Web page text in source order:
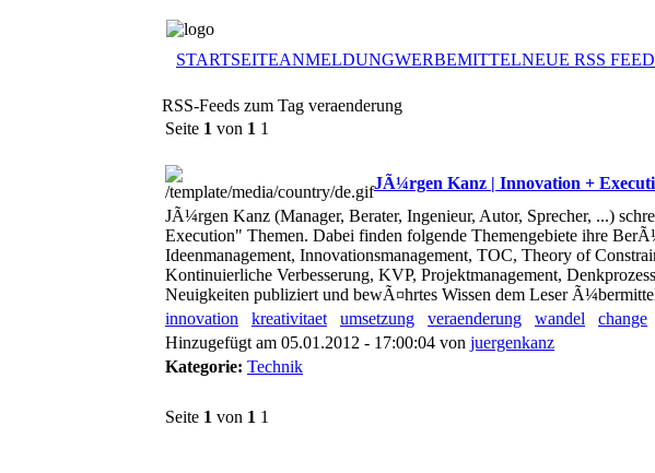
STARTSEITEANMELDUNGWERBEMITTELNEUE RSS
RSS-Feeds zum Tag veraenderung
Seite 1 von 1 1
JÃ¼rgen Kanz | Innovation +
JÃ¼rgen Kanz (Manager, Berater, Ingenieur, Autor, Sprecher, ...)
Execution" Themen. Dabei finden folgende Themengebiete ihre
Ideenmanagement, Innovationsmanagement, TOC, Theory of
Kontinuierliche Verbesserung, KVP, Projektmanagement,
Neuigkeiten publiziert und bewÃ¤hrtes Wissen dem Leser
innovation
kreativitaet umsetzung veraenderung wandel change
Hinzugefügt am 05.01.2012 - 17:00:04 von juergenkanz
Kategorie: Technik
Seite 1 von 1 1